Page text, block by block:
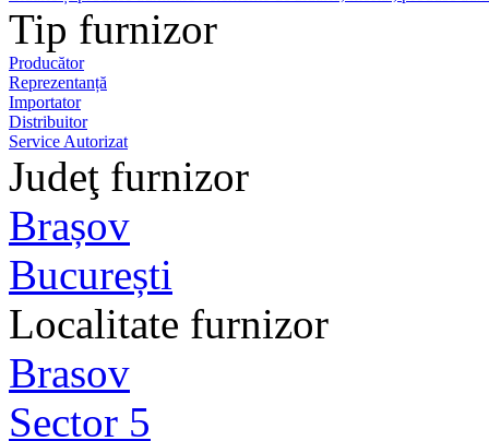
Tip furnizor
Producător
Reprezentanță
Importator
Distribuitor
Service Autorizat
Judeţ furnizor
Brașov
București
Localitate furnizor
Brasov
Sector 5